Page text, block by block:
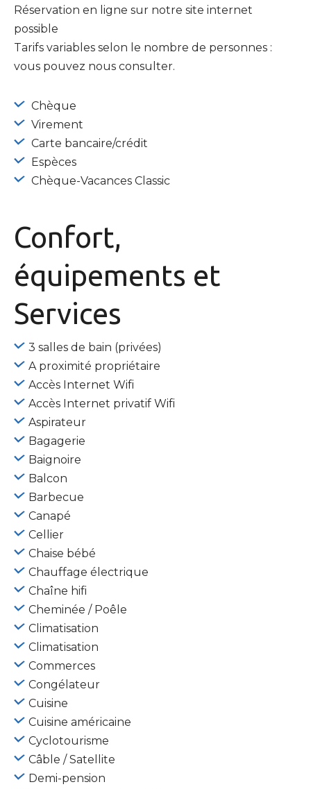
Réservation en ligne sur notre site internet
possible
Tarifs variables selon le nombre de personnes :
vous pouvez nous consulter.
Chèque
Virement
Carte bancaire/crédit
Espèces
Chèque-Vacances Classic
Confort,
équipements et
Services
3 salles de bain (privées)
A proximité propriétaire
Accès Internet Wifi
Accès Internet privatif Wifi
Aspirateur
Bagagerie
Baignoire
Balcon
Barbecue
Canapé
Cellier
Chaise bébé
Chauffage électrique
Chaîne hifi
Cheminée / Poêle
Climatisation
Climatisation
Commerces
Congélateur
Cuisine
Cuisine américaine
Cyclotourisme
Câble / Satellite
Demi-pension